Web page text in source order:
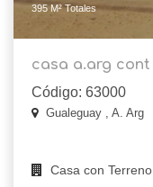
395 M² Totales
casa a.arg cont
Código: 63000
Gualeguay , A. Arg
Casa con Terreno